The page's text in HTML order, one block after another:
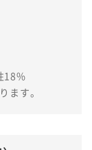
18%
ます。